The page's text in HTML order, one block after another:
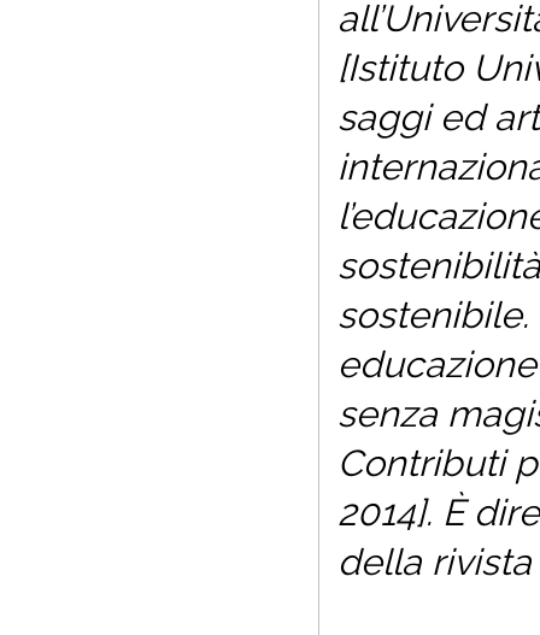
[Istituto
saggi ed
educazione
senza
Contributi
2014]. È
della rivista